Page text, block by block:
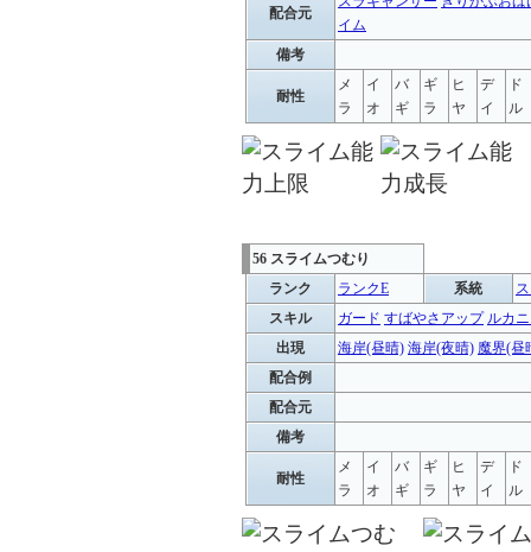
配合元
イム
備考
耐性
メ
ラ
イ
オ
バ
ギ
ギ
ラ
ヒ
ヤ
デ
イ
ド
ル
56 スライムつむり
ランク
ランクE 系統
スキル
ガード すばやさアップ ルカ
出現
海岸(昼晴) 海岸(夜晴) 魔界(昼
配合例
配合元
備考
耐性
メ
ラ
イ
オ
バ
ギ
ギ
ラ
ヒ
ヤ
デ
イ
ド
ル